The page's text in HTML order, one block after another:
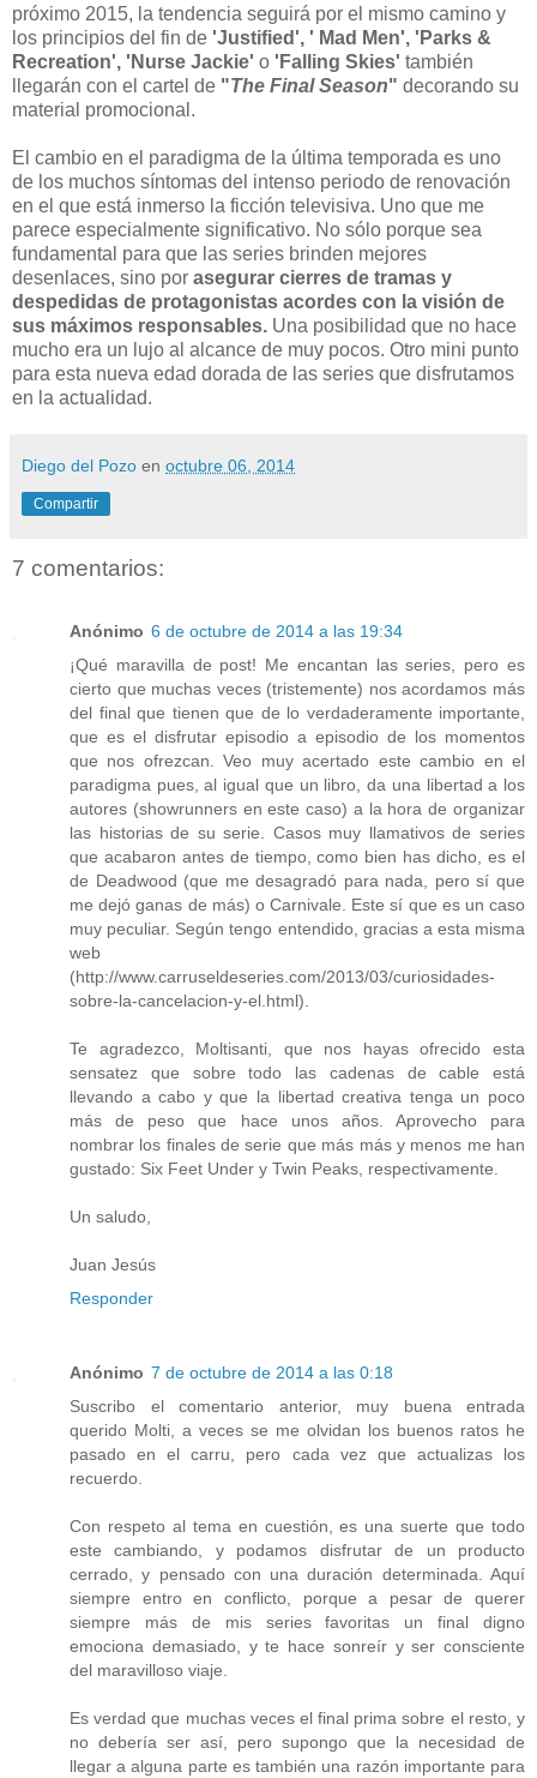
próximo 2015, la tendencia seguirá por el mismo camino y
los principios del fin de 'Justified', ' Mad Men', 'Parks &
Recreation', 'Nurse Jackie' o 'Falling Skies' también
llegarán con el cartel de "The Final Season" decorando su
material promocional.
El cambio en el paradigma de la última temporada es uno
de los muchos síntomas del intenso periodo de renovación
en el que está inmerso la ficción televisiva. Uno que me
parece especialmente significativo. No sólo porque sea
fundamental para que las series brinden mejores
desenlaces, sino por asegurar cierres de tramas y
despedidas de protagonistas acordes con la visión de
sus máximos responsables. Una posibilidad que no hace
mucho era un lujo al alcance de muy pocos. Otro mini punto
para esta nueva edad dorada de las series que disfrutamos
en la actualidad.
Diego del Pozo en octubre 06, 2014
Compartir
7 comentarios:
Anónimo 6 de octubre de 2014 a las 19:34
¡Qué maravilla de post! Me encantan las series, pero es
cierto que muchas veces (tristemente) nos acordamos más
del final que tienen que de lo verdaderamente importante,
que es el disfrutar episodio a episodio de los momentos
que nos ofrezcan. Veo muy acertado este cambio en el
paradigma pues, al igual que un libro, da una libertad a los
autores (showrunners en este caso) a la hora de organizar
las historias de su serie. Casos muy llamativos de series
que acabaron antes de tiempo, como bien has dicho, es el
de Deadwood (que me desagradó para nada, pero sí que
me dejó ganas de más) o Carnivale. Este sí que es un caso
muy peculiar. Según tengo entendido, gracias a esta misma
web
(http://www.carruseldeseries.com/2013/03/curiosidades-
sobre-la-cancelacion-y-el.html).
Te agradezco, Moltisanti, que nos hayas ofrecido esta
sensatez que sobre todo las cadenas de cable está
llevando a cabo y que la libertad creativa tenga un poco
más de peso que hace unos años. Aprovecho para
nombrar los finales de serie que más más y menos me han
gustado: Six Feet Under y Twin Peaks, respectivamente.
Un saludo,
Juan Jesús
Responder
Anónimo 7 de octubre de 2014 a las 0:18
Suscribo el comentario anterior, muy buena entrada
querido Molti, a veces se me olvidan los buenos ratos he
pasado en el carru, pero cada vez que actualizas los
recuerdo.
Con respeto al tema en cuestión, es una suerte que todo
este cambiando, y podamos disfrutar de un producto
cerrado, y pensado con una duración determinada. Aquí
siempre entro en conflicto, porque a pesar de querer
siempre más de mis series favoritas un final digno
emociona demasiado, y te hace sonreír y ser consciente
del maravilloso viaje.
Es verdad que muchas veces el final prima sobre el resto, y
no debería ser así, pero supongo que la necesidad de
llegar a alguna parte es también una razón importante para